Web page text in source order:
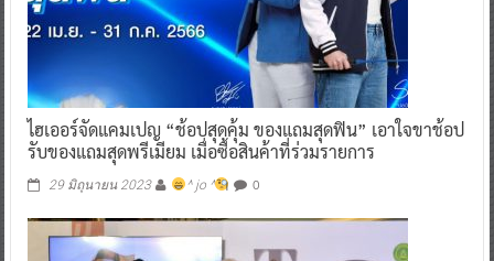
ไฮเออร์จัดแคมเปญ “ช้อปสุดคุ้ม ของแถมสุดฟิน” เอาใจขาช้อป
รับของแถมสุดพรีเมียม เมื่อซื้อสินค้าที่ร่วมรายการ
29 มิถุนายน 2023 ^ jo ^ 0